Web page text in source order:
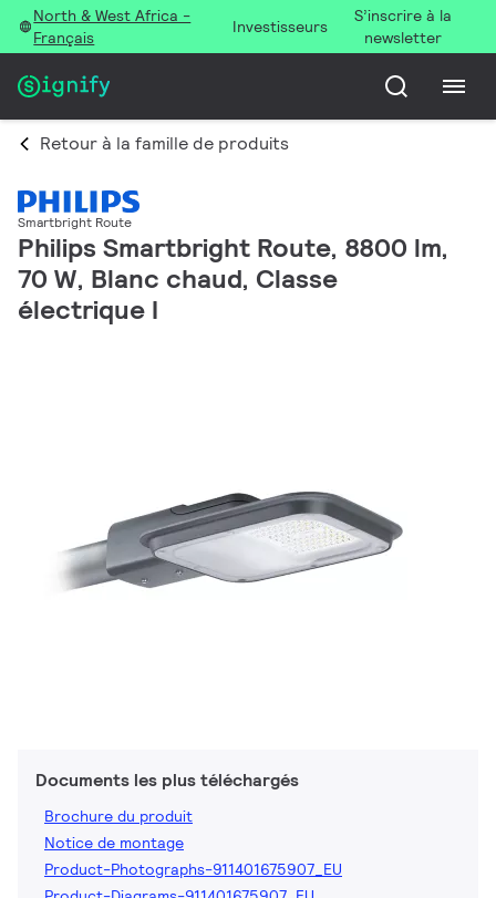
North & West Africa -
Français
Investisseurs
S’inscrire à la
newsletter
Retour à la famille de produits
Smartbright Route
Philips Smartbright Route, 8800 lm,
70 W, Blanc chaud, Classe
électrique I
Documents les plus téléchargés
Brochure du produit
Notice de montage
Product-Photographs-911401675907_EU